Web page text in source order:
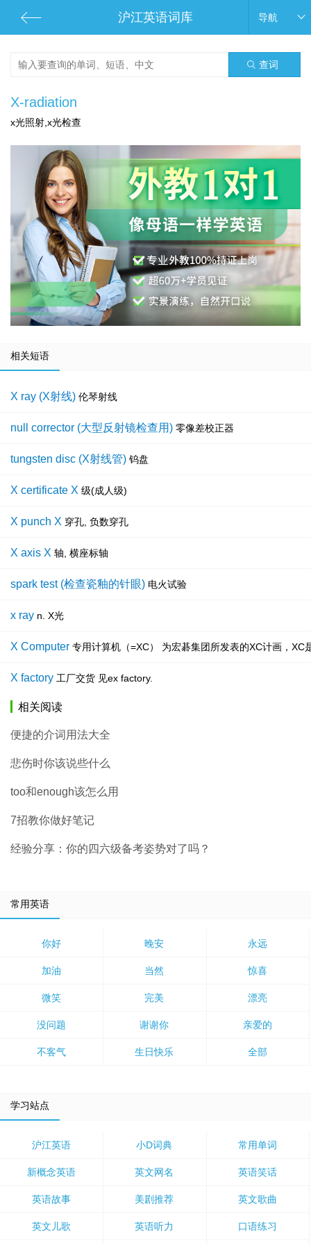
沪江英语词库 导航
查词
X-radiation
x光照射,x光检查
相关短语
X ray (X射线) 伦琴射线
null corrector (大型反射镜检查用) 零像差校正器
tungsten disc (X射线管) 钨盘
X certificate X 级(成人级)
X punch X 穿孔, 负数穿孔
X axis X 轴, 横座标轴
spark test (检查瓷釉的针眼) 电火试验
x ray n. X光
X Computer 专用计算机（=XC） 为宏碁集团所发表的XC计画，
X factory 工厂交货 见ex factory.
相关阅读
便捷的介词用法大全
悲伤时你该说些什么
too和enough该怎么用
7招教你做好笔记
经验分享：你的四六级备考姿势对了吗？
常用英语
你好 晚安 永远
加油 当然 惊喜
微笑 完美 漂亮
没问题 谢谢你 亲爱的
不客气 生日快乐 全部
学习站点
沪江英语 小D词典 常用单词
新概念英语 英文网名 英语笑话
英语故事 美剧推荐 英文歌曲
英文儿歌 英语听力 口语练习